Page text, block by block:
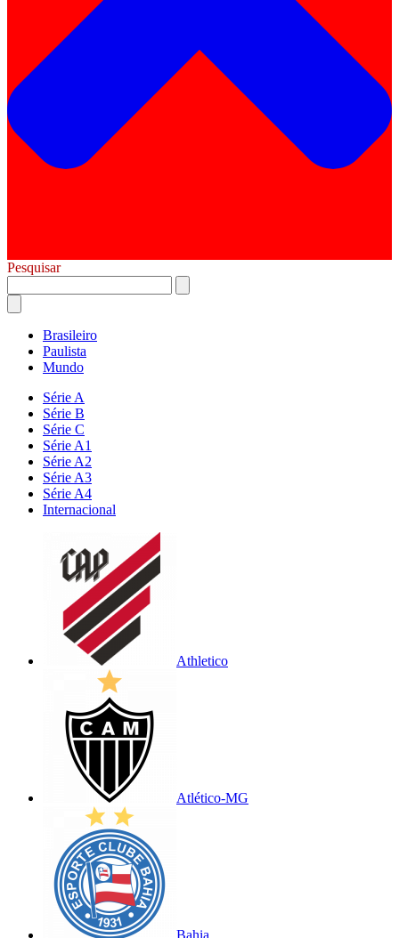
Pesquisar
Brasileiro
Paulista
Mundo
Série A
Série B
Série C
Série A1
Série A2
Série A3
Série A4
Internacional
Athletico
Atlético-MG
Bahia